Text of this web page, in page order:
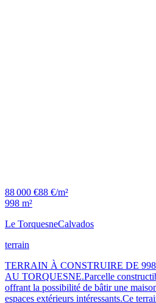
88 000 €88 €/m²
998 m²
Le TorquesneCalvados
terrain
TERRAIN À CONSTRUIRE DE
AU TORQUESNE.Parcelle
offrant la possibilité de bâtir une
espaces extérieurs intéressants.Ce